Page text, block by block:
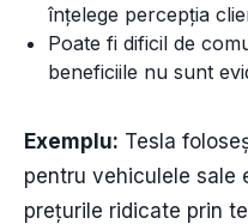
înțelege percepția
Poate fi dificil de
beneficiile nu sunt
Exemplu: Tesla
pentru vehiculele sale
prețurile ridicate prin